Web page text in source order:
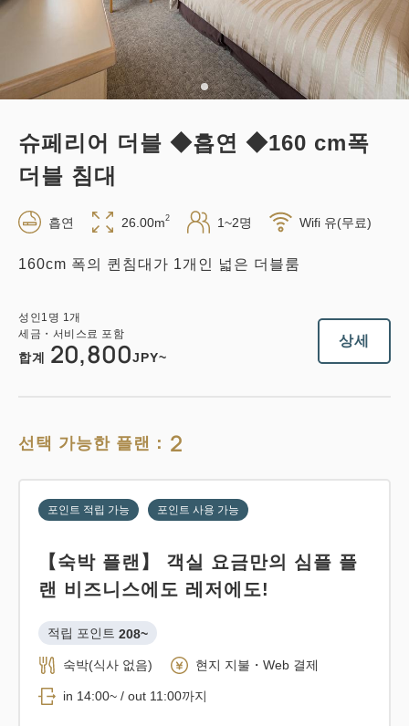
슈페리어 더블 ◆흡연 ◆160 cm폭
더블 침대
흡연 26.00m2 1~2명 Wifi 유(무료)
160cm 폭의 퀸침대가 1개인 넓은 더블룸
성인 1 명 1개
세금・서비스료 포함
합계 20,800JPY~
상세
선택 가능한 플랜： 2
포인트 적립 가능 포인트 사용 가능
【숙박 플랜】 객실 요금만의 심플 플
랜 비즈니스에도 레저에도!
적립 포인트 208~
숙박(식사 없음) 현지 지불・Web 결제
in 14:00~ / out 11:00까지